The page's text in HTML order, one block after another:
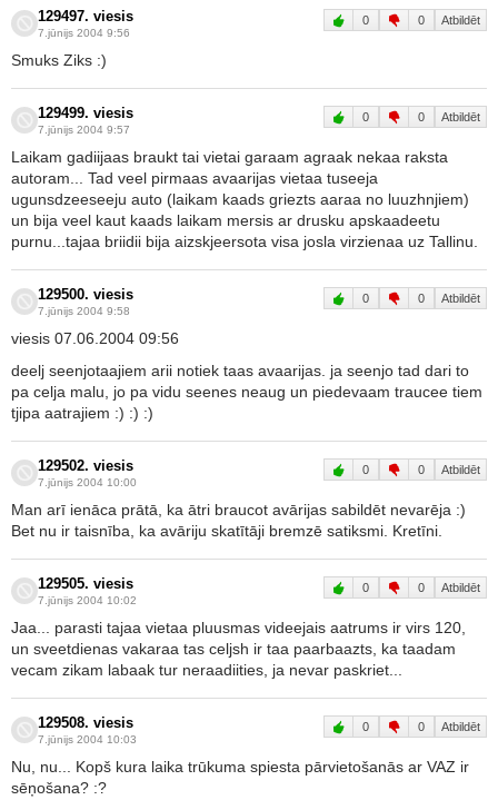
129497. viesis
7.jūnijs 2004 9:56
0 0 Atbildēt
Smuks Ziks :)
129499. viesis
7.jūnijs 2004 9:57
0 0 Atbildēt
Laikam gadiijaas braukt tai vietai garaam agraak nekaa raksta
autoram... Tad veel pirmaas avaarijas vietaa tuseeja
ugunsdzeeseeju auto (laikam kaads griezts aaraa no luuzhnjiem)
un bija veel kaut kaads laikam mersis ar drusku apskaadeetu
purnu...tajaa briidii bija aizskjeersota visa josla virzienaa uz Tallinu.
129500. viesis
7.jūnijs 2004 9:58
0 0 Atbildēt
viesis 07.06.2004 09:56
deelj seenjotaajiem arii notiek taas avaarijas. ja seenjo tad dari to
pa celja malu, jo pa vidu seenes neaug un piedevaam traucee tiem
tjipa aatrajiem :) :) :)
129502. viesis
7.jūnijs 2004 10:00
0 0 Atbildēt
Man arī ienāca prātā, ka ātri braucot avārijas sabildēt nevarēja :)
Bet nu ir taisnība, ka avāriju skatītāji bremzē satiksmi. Kretīni.
129505. viesis
7.jūnijs 2004 10:02
0 0 Atbildēt
Jaa... parasti tajaa vietaa pluusmas videejais aatrums ir virs 120,
un sveetdienas vakaraa tas celjsh ir taa paarbaazts, ka taadam
vecam zikam labaak tur neraadiities, ja nevar paskriet...
129508. viesis
7.jūnijs 2004 10:03
0 0 Atbildēt
Nu, nu... Kopš kura laika trūkuma spiesta pārvietošanās ar VAZ ir
sēņošana? :?